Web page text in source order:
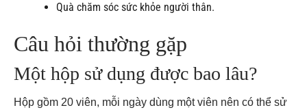
Quà chăm sóc sức khỏe người thân.
Câu hỏi thường gặp
Một hộp sử dụng được bao lâu?
Hộp gồm 20 viên, mỗi ngày dùng một viên nên có thể sử